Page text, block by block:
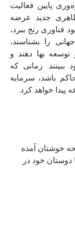
پایین فعالیت
جدید عرضه
فناوری رنج ببرد،
را بشناسند،
بها دهند و
زمانی که
باشد، سرمایه
خواهد کرد.
خوشتان آمده
دوستان خود در